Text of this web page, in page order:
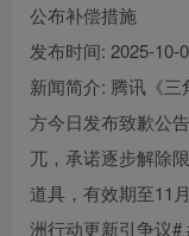
公布补偿措施
发布时间: 2025-10-
新闻简介: 腾讯《
方今日发布致歉公
兀，承诺逐步解除
道具，有效期至11
洲行动更新引争议#